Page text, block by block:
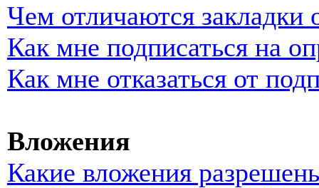
Чем отличаются закладки
Как мне подписаться на
Как мне отказаться от
Вложения
Какие вложения